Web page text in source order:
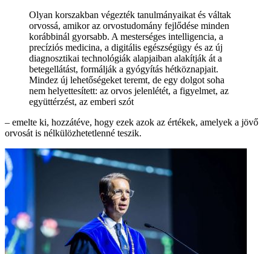
Olyan korszakban végezték tanulmányaikat és váltak
orvossá, amikor az orvostudomány fejlődése minden
korábbinál gyorsabb. A mesterséges intelligencia, a
precíziós medicina, a digitális egészségügy és az új
diagnosztikai technológiák alapjaiban alakítják át a
betegellátást, formálják a gyógyítás hétköznapjait.
Mindez új lehetőségeket teremt, de egy dolgot soha
nem helyettesített: az orvos jelenlétét, a figyelmet, az
együttérzést, az emberi szót
– emelte ki, hozzátéve, hogy ezek azok az értékek, amelyek a jövő
orvosát is nélkülözhetetlenné teszik.